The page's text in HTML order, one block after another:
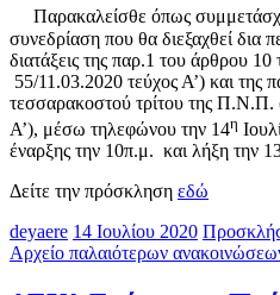
Παρακαλείσθε όπως
συνεδρίαση που θα διεξαχθεί δια
διατάξεις της παρ.1 του άρθρου
55/11.03.2020 τεύχος Α’) και της
τεσσαρακοστού τρίτου της
Α’), μέσω τηλεφώνου την 14η
έναρξης την 10π.μ. και λήξη την
Δείτε την πρόσκληση εδώ
deyaere 14 Ιουλίου 2020
Αρχείο παλαιότερων